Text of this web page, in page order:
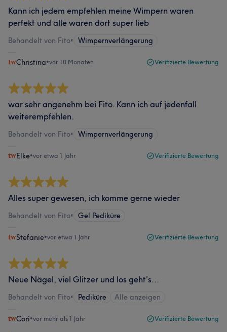
Kann ich jedem empfehlen meine Wimpern waren
perfekt und alle waren dort super lieb
Behandelt von Fito• Wimpernverlängerung
Christina•vor 10 Monaten Verifizierte Bewertung
war sehr angenehm bei Fito. Kann ich auf jedenfall
weiterempfehlen.
Behandelt von Fito• Wimpernverlängerung
Elke•vor etwa 1 Jahr Verifizierte Bewertung
Alles super gewesen, ich komme gerne wieder
Behandelt von Fito• Gel Pediküre
Stefanie•vor etwa 1 Jahr Verifizierte Bewertung
Neue Nägel, viel Glitzer und los geht's...
Behandelt von Fito• Pediküre Alle anzeigen
Cori•vor mehr als 1 Jahr Verifizierte Bewertung